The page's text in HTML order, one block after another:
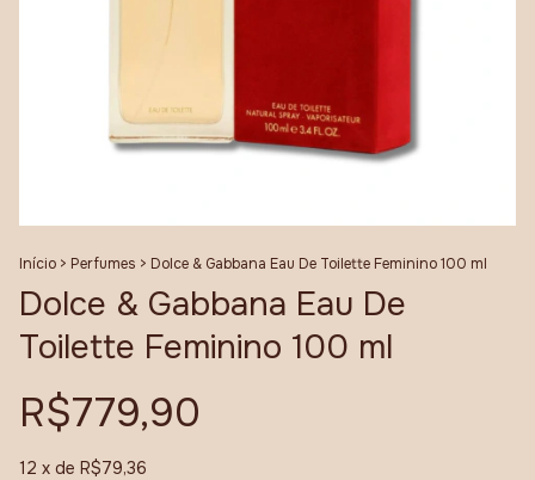
Início > Perfumes > Dolce & Gabbana Eau De Toilette Feminino 100 ml
Dolce & Gabbana Eau De
Toilette Feminino 100 ml
R$779,90
12 x de R$79,36